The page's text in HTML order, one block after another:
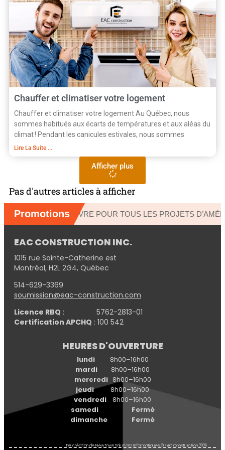
Chauffer et climatiser votre logement
Chauffer et climatiser votre logement Au Québec, nous
sommes habitués aux écarts de températures et aux aléas du
climat ! Pendant les canicules estivales, nous sommes
Lire La Suite ...
Afficher plus
Pas d'autres articles à afficher
EAC CONSTRUCTION INC.
1015 rue Sainte-Catherine est
Montréal, H2L 2G4, Québec
514-629-3369
soumission@eac-construction.com
Licence RBQ : 5762-2813-01
Certification APCHQ : 100 542
HEURES D'OUVERTURE
lundi8h00–16h00
mardi 8h00–16h00
mercredi8h00–16h00
jeudi8h00–16h00
vendredi 8h00–16h00
samedi Fermé
dimanche Fermé
Une création deNewtown Solutions Informatiques© EAC Construction 2026